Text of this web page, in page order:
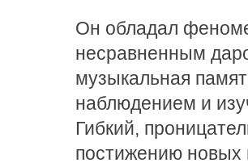
Он обладал
несравненным
музыкальная
наблюдением и
Гибкий,
постижению новых